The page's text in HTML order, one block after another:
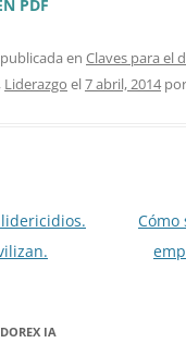
PDF
en Claves para el
, Liderazgo el7 abril, 2014por
Cómo
IA